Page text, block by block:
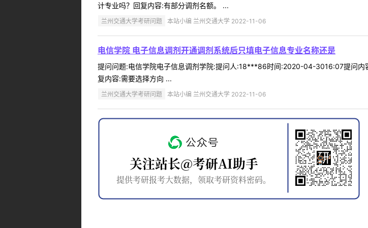
计专业吗？回复内容:有部分调剂名额。 ...
兰州交通大学考研问题 本站小编 兰州交通大学 2022-11-06
电信学院 电子信息调剂开通调剂系统后只填电子信息专业名称还是
提问问题:电信学院电子信息调剂学院:提问人:18***86时间:2020-04-3016:07提问内
复内容:需要选择方向 ...
兰州交通大学考研问题 本站小编 兰州交通大学 2022-11-06